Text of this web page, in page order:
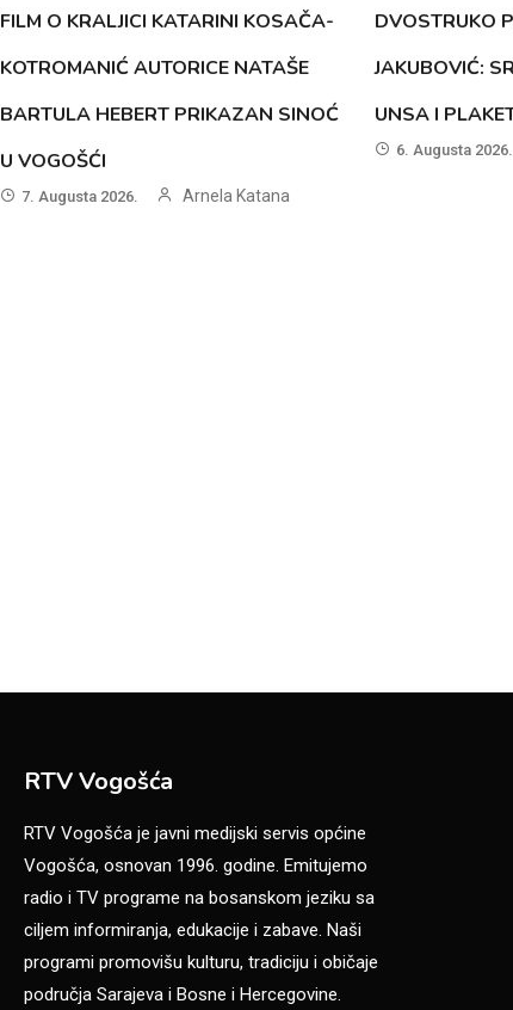
FILM O KRALJICI KATARINI KOSAČA-
KOTROMANIĆ AUTORICE NATAŠE
BARTULA HEBERT PRIKAZAN SINOĆ
U VOGOŠĆI
7. Augusta 2026. Arnela Katana
DVOSTRUKO
JAKUBOVIĆ:
UNSA I
6. Augusta 2026.
RTV Vogošća
RTV Vogošća je javni medijski servis općine
Vogošća, osnovan 1996. godine. Emitujemo
radio i TV programe na bosanskom jeziku sa
ciljem informiranja, edukacije i zabave. Naši
programi promovišu kulturu, tradiciju i običaje
područja Sarajeva i Bosne i Hercegovine.